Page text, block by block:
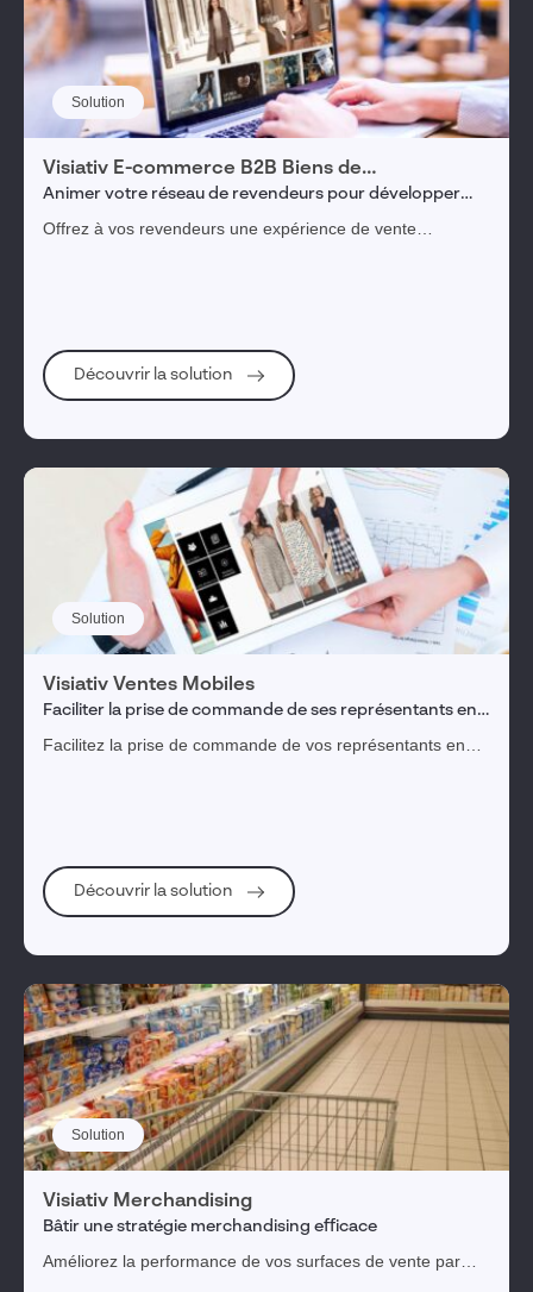
Solution
Visiativ E-commerce B2B Biens de
consommation
Animer votre réseau de revendeurs pour développer
vos ventes
Offrez à vos revendeurs une expérience de vente
Découvrir la solution
Solution
Visiativ Ventes Mobiles
Faciliter la prise de commande de ses représentants en
showroom et sur le terrain
Facilitez la prise de commande de vos représentants en
Découvrir la solution
Solution
Visiativ Merchandising
Bâtir une stratégie merchandising efficace
Améliorez la performance de vos surfaces de vente par